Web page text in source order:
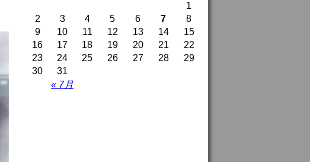
« 7月
1
2
3 4 5 6 7
8
9
10 11 12 13 14
15
16
17 18 19 20 21
22
23
24 25 26 27 28
29
30
31